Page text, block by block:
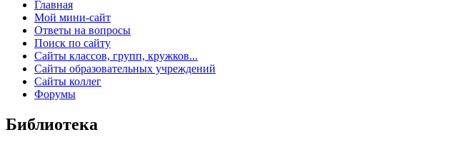
Главная
Мой мини-сайт
Ответы на вопросы
Поиск по сайту
Сайты классов, групп, кружков...
Сайты образовательных учреждений
Сайты коллег
Форумы
Библиотека